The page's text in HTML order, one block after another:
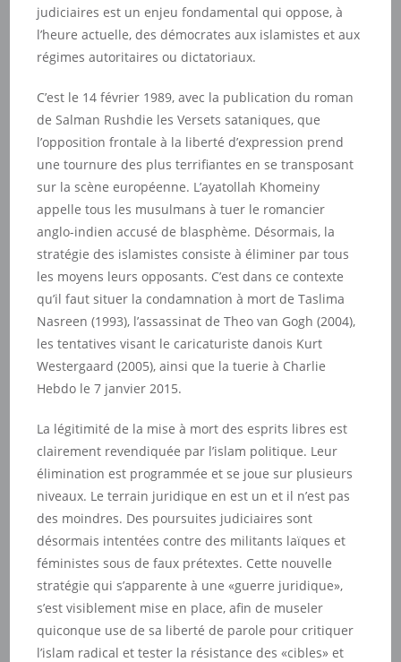
judiciaires est un enjeu fondamental qui oppose, à
l’heure actuelle, des démocrates aux islamistes et aux
régimes autoritaires ou dictatoriaux.
C’est le 14 février 1989, avec la publication du roman
de Salman Rushdie les Versets sataniques, que
l’opposition frontale à la liberté d’expression prend
une tournure des plus terrifiantes en se transposant
sur la scène européenne. L’ayatollah Khomeiny
appelle tous les musulmans à tuer le romancier
anglo-indien accusé de blasphème. Désormais, la
stratégie des islamistes consiste à éliminer par tous
les moyens leurs opposants. C’est dans ce contexte
qu’il faut situer la condamnation à mort de Taslima
Nasreen (1993), l’assassinat de Theo van Gogh (2004),
les tentatives visant le caricaturiste danois Kurt
Westergaard (2005), ainsi que la tuerie à Charlie
Hebdo le 7 janvier 2015.
La légitimité de la mise à mort des esprits libres est
clairement revendiquée par l’islam politique. Leur
élimination est programmée et se joue sur plusieurs
niveaux. Le terrain juridique en est un et il n’est pas
des moindres. Des poursuites judiciaires sont
désormais intentées contre des militants laïques et
féministes sous de faux prétextes. Cette nouvelle
stratégie qui s’apparente à une «guerre juridique»,
s’est visiblement mise en place, afin de museler
quiconque use de sa liberté de parole pour critiquer
l’islam radical et tester la résistance des «cibles» et